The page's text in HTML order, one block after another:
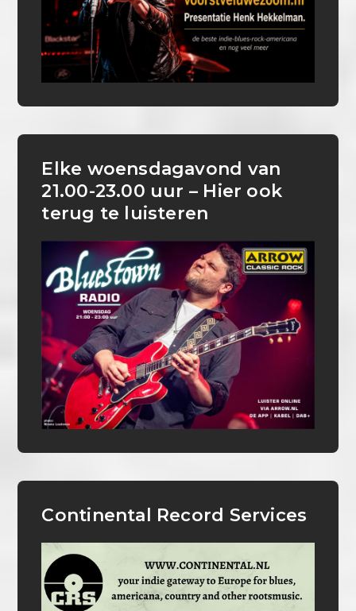
Elke woensdagavond van
21.00-23.00 uur – Hier ook
terug te luisteren
Continental Record Services